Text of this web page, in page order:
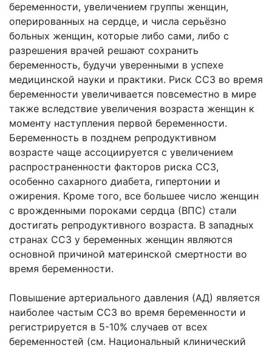
беременности, увеличением группы женщин,
оперированных на сердце, и числа серьёзно
больных женщин, которые либо сами, либо с
разрешения врачей решают сохранить
беременность, будучи уверенными в успехе
медицинской науки и практики. Риск ССЗ во время
беременности увеличивается повсеместно в мире
также вследствие увеличения возраста женщин к
моменту наступления первой беременности.
Беременность в позднем репродуктивном
возрасте чаще ассоциируется с увеличением
распространенности факторов риска ССЗ,
особенно сахарного диабета, гипертонии и
ожирения. Кроме того, все большее число женщин
с врожденными пороками сердца (ВПС) стали
достигать репродуктивного возраста. В западных
странах ССЗ у беременных женщин являются
основной причиной материнской смертности во
время беременности.
Повышение артериального давления (АД) является
наиболее частым ССЗ во время беременности и
регистрируется в 5-10% случаев от всех
беременностей (см. Национальный клинический